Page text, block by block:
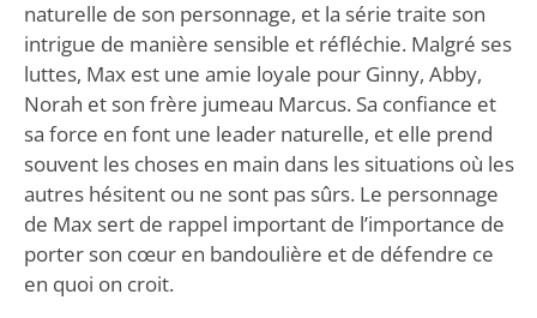
naturelle de son personnage, et la série traite son
intrigue de manière sensible et réfléchie. Malgré ses
luttes, Max est une amie loyale pour Ginny, Abby,
Norah et son frère jumeau Marcus. Sa confiance et
sa force en font une leader naturelle, et elle prend
souvent les choses en main dans les situations où les
autres hésitent ou ne sont pas sûrs. Le personnage
de Max sert de rappel important de l’importance de
porter son cœur en bandoulière et de défendre ce
en quoi on croit.